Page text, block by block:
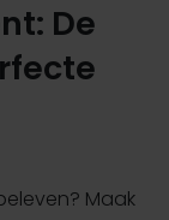
De
Maak